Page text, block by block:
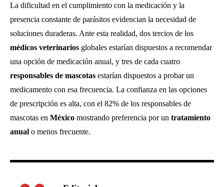
La dificultad en el cumplimiento con la medicación y la
presencia constante de parásitos evidencian la necesidad de
soluciones duraderas. Ante esta realidad, dos tercios de los
médicos veterinarios globales estarían dispuestos a recomendar
una opción de medicación anual, y tres de cada cuatro
responsables de mascotas estarían dispuestos a probar un
medicamento con esa frecuencia. La confianza en las opciones
de prescripción es alta, con el 82% de los responsables de
mascotas en México mostrando preferencia por un tratamiento
anual o menos frecuente.